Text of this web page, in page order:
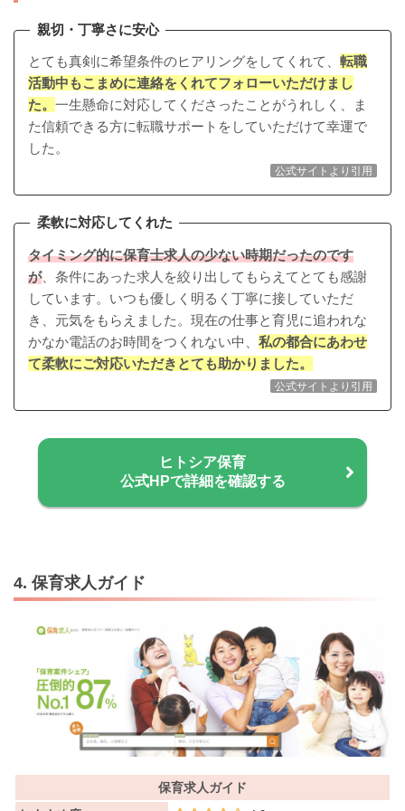
親切・丁寧さに安心
とても真剣に希望条件のヒアリングをしてくれて、 転職
活動中もこまめに連絡をくれてフォローいただけまし
た。 一生懸命に対応してくださったことがうれしく、ま
た信頼できる方に転職サポートをしていただけて幸運で
した。
公式サイトより引用
柔軟に対応してくれた
タイミング的に保育士求人の少ない時期だったのです
が、条件にあった求人を絞り出してもらえてとても感謝
しています。いつも優しく明るく丁寧に接していただ
き、元気をもらえました。現在の仕事と育児に追われな
かなか電話のお時間をつくれない中、 私の都合にあわせ
て柔軟にご対応いただきとても助かりました。
公式サイトより引用
ヒトシア保育
公式HPで詳細を確認する
4. 保育求人ガイド
保育求人ガイド